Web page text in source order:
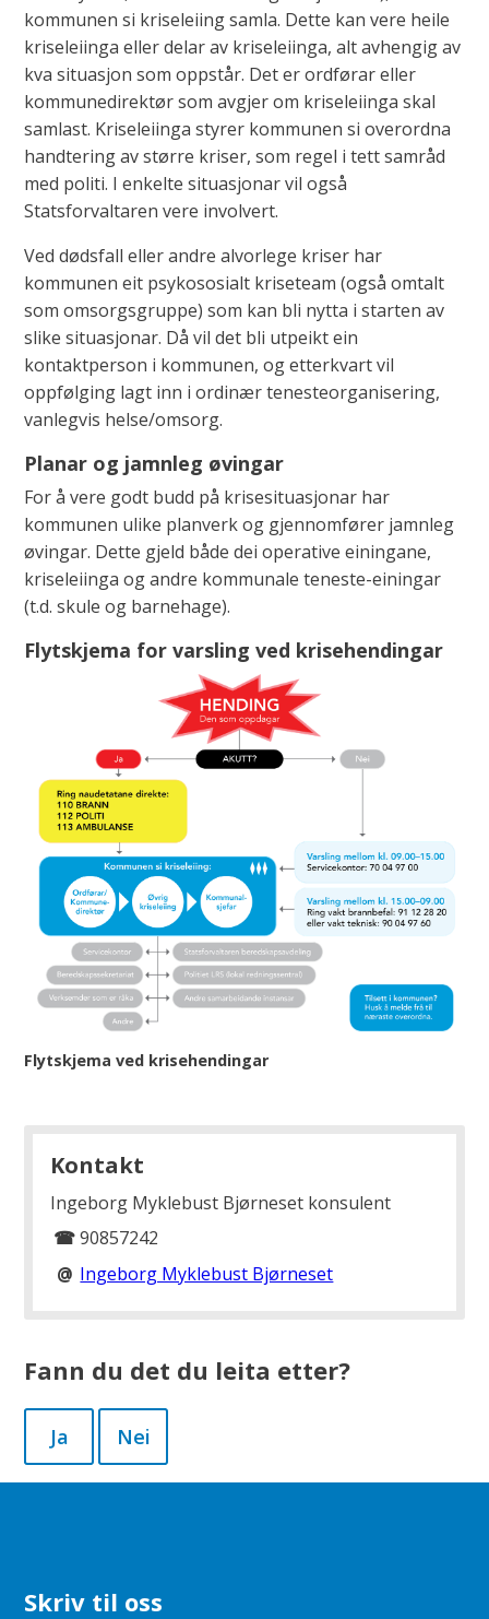
kommunen si kriseleiing samla. Dette kan vere heile
kriseleiinga eller delar av kriseleiinga, alt avhengig av
kva situasjon som oppstår. Det er ordførar eller
kommunedirektør som avgjer om kriseleiinga skal
samlast. Kriseleiinga styrer kommunen si overordna
handtering av større kriser, som regel i tett samråd
med politi. I enkelte situasjonar vil også
Statsforvaltaren vere involvert.
Ved dødsfall eller andre alvorlege kriser har
kommunen eit psykososialt kriseteam (også omtalt
som omsorgsgruppe) som kan bli nytta i starten av
slike situasjonar. Då vil det bli utpeikt ein
kontaktperson i kommunen, og etterkvart vil
oppfølging lagt inn i ordinær tenesteorganisering,
vanlegvis helse/omsorg.
Planar og jamnleg øvingar
For å vere godt budd på krisesituasjonar har
kommunen ulike planverk og gjennomfører jamnleg
øvingar. Dette gjeld både dei operative einingane,
kriseleiinga og andre kommunale teneste-einingar
(t.d. skule og barnehage).
Flytskjema for varsling ved krisehendingar
Flytskjema ved krisehendingar
Kontakt
Ingeborg Myklebust Bjørneset konsulent
☎ 90857242
@ Ingeborg Myklebust Bjørneset
Fann du det du leita etter?
Ja Nei
Skriv til oss